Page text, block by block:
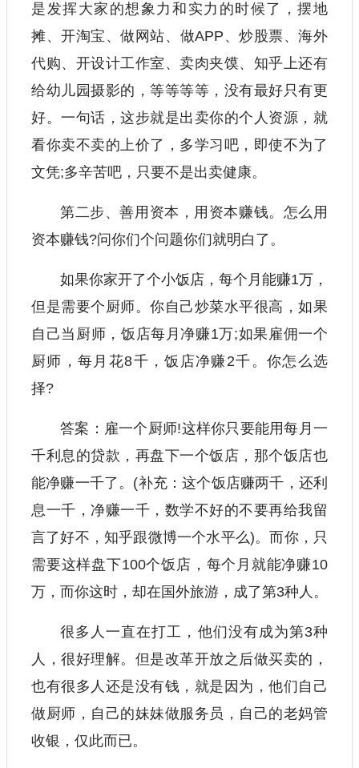
是发挥大家的想象力和实力的时候了，摆地
摊、开淘宝、做网站、做APP、炒股票、海外
代购、开设计工作室、卖肉夹馍、知乎上还有
给幼儿园摄影的，等等等等，没有最好只有更
好。一句话，这步就是出卖你的个人资源，就
看你卖不卖的上价了，多学习吧，即使不为了
文凭;多辛苦吧，只要不是出卖健康。
第二步、善用资本，用资本赚钱。怎么用
资本赚钱?问你们个问题你们就明白了。
如果你家开了个小饭店，每个月能赚1万，
但是需要个厨师。你自己炒菜水平很高，如果
自己当厨师，饭店每月净赚1万;如果雇佣一个
厨师，每月花8千，饭店净赚2千。你怎么选
择?
答案：雇一个厨师!这样你只要能用每月一
千利息的贷款，再盘下一个饭店，那个饭店也
能净赚一千了。(补充：这个饭店赚两千，还利
息一千，净赚一千，数学不好的不要再给我留
言了好不，知乎跟微博一个水平么)。而你，只
需要这样盘下100个饭店，每个月就能净赚10
万，而你这时，却在国外旅游，成了第3种人。
很多人一直在打工，他们没有成为第3种
人，很好理解。但是改革开放之后做买卖的，
也有很多人还是没有钱，就是因为，他们自己
做厨师，自己的妹妹做服务员，自己的老妈管
收银，仅此而已。